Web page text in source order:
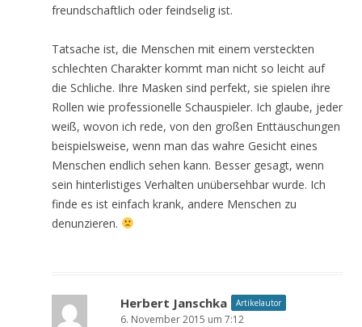
freundschaftlich oder feindselig ist.
Tatsache ist, die Menschen mit einem versteckten
schlechten Charakter kommt man nicht so leicht auf
die Schliche. Ihre Masken sind perfekt, sie spielen ihre
Rollen wie professionelle Schauspieler. Ich glaube, jeder
weiß, wovon ich rede, von den großen Enttäuschungen
beispielsweise, wenn man das wahre Gesicht eines
Menschen endlich sehen kann. Besser gesagt, wenn
sein hinterlistiges Verhalten unübersehbar wurde. Ich
finde es ist einfach krank, andere Menschen zu
denunzieren.
Herbert Janschka Artikelautor
6. November 2015 um 7:12